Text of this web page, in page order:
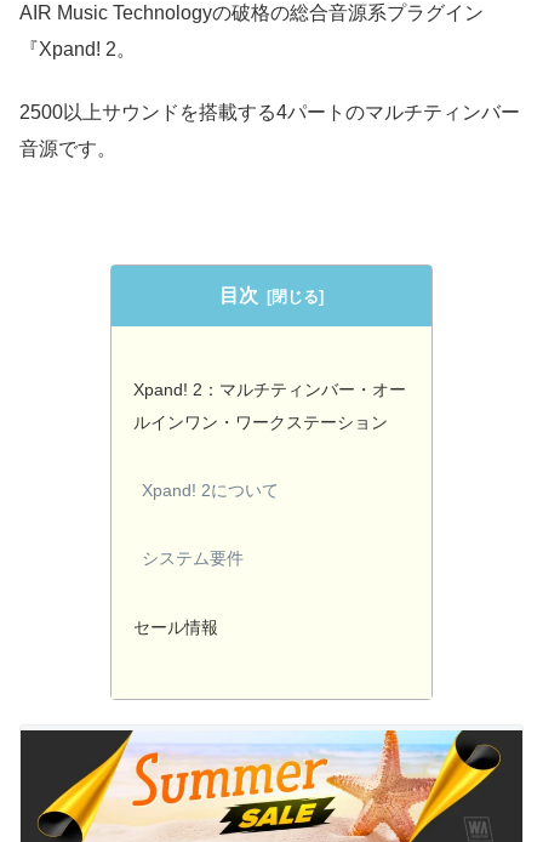
AIR Music Technologyの破格の総合音源系プラグイン
『Xpand! 2。
2500以上サウンドを搭載する4パートのマルチティンバー
音源です。
目次
Xpand! 2：マルチティンバー・オー
ルインワン・ワークステーション
Xpand! 2について
システム要件
セール情報